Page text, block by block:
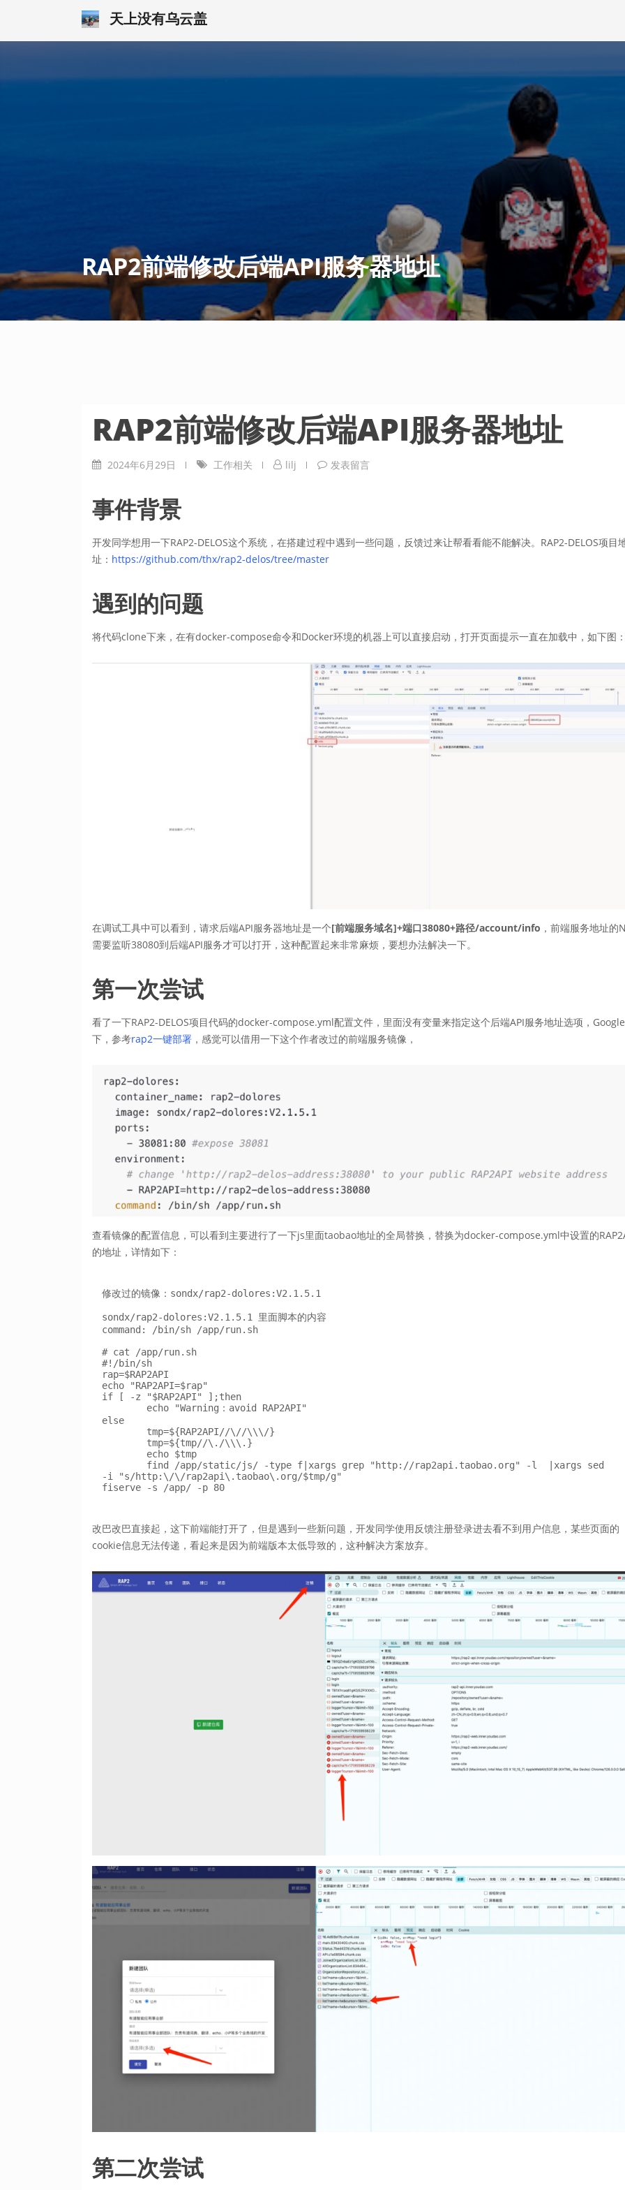
到
天上没有乌云盖
RAP2前端修改后端API服务器地址
RAP2前端修改后端API服务器地址
2024年6月29日 工作相关 lilj 发表留言
事件背景
开发同学想用一下RAP2-DELOS这个系统，在搭建过程中遇到一些问题，反馈过来让帮看看能不能解决。RAP2-DELOS项目
址： https://github.com/thx/rap2-delos/tree/master
遇到的问题
将代码clone下来，在有docker-compose命令和Docker环境的机器上可以直接启动，打开页面提示一直在加载中，如下图：
在调试工具中可以看到，请求后端API服务器地址是一个[前端服务域名]+端口38080+路径/account/info ，前端服务地址的
需要监听38080到后端API服务才可以打开，这种配置起来非常麻烦，要想办法解决一下。
第一次尝试
看了一下RAP2-DELOS项目代码的docker-compose.yml配置文件，里面没有变量来指定这个后端API服务地址选项，
下，参考rap2一键部署 ，感觉可以借用一下这个作者改过的前端服务镜像，
查看镜像的配置信息，可以看到主要进行了一下js里面taobao地址的全局替换，替换为docker-compose.yml中设置的
的地址，详情如下：
修改过的镜像：sondx/rap2-dolores:V2.1.5.1
sondx/rap2-dolores:V2.1.5.1 里面脚本的内容
command: /bin/sh /app/run.sh
# cat /app/run.sh
#!/bin/sh
rap=$RAP2API
echo "RAP2API=$rap"
if [ -z "$RAP2API" ];then
else
-i "s/http:\/\/rap2api\.taobao\.org/$tmp/g"
fiserve -s /app/ -p 80
改巴改巴直接起，这下前端能打开了，但是遇到一些新问题，开发同学使用反馈注册登录进去看不到用户信息，某些页面的
cookie信息无法传递，看起来是因为前端版本太低导致的，这种解决方案放弃。
第二次尝试